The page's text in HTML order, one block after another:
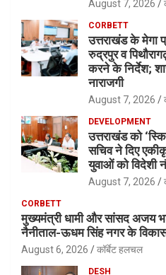
August 7, 2026
CORBETT
उत्तराखंड के मेगा
रुद्रपुर व
करने के निर्देश;
नाराजगी
August 7, 2026
DEVELOPMENT
उत्तराखंड को
सचिव ने दिए
युवाओं को विदेशी
August 7, 2026
CORBETT
मुख्यमंत्री धामी और सांसद अजय
नैनीताल-ऊधम सिंह नगर के विकास
August 6, 2026 कॉर्बेट हलचल
DESH